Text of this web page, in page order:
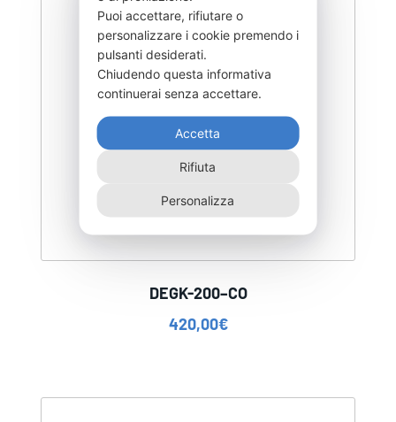
DEGK-200–CO
420,00€
Puoi accettare, rifiutare o
personalizzare i cookie premendo i
pulsanti desiderati.
Chiudendo questa informativa
continuerai senza accettare.
Accetta
Rifiuta
Personalizza